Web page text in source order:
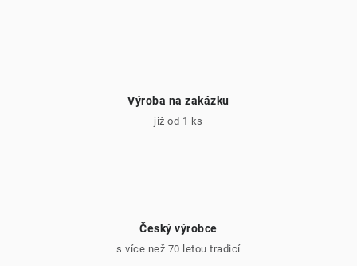
Výroba na zakázku
již od 1 ks
Český výrobce
s více než 70 letou tradicí